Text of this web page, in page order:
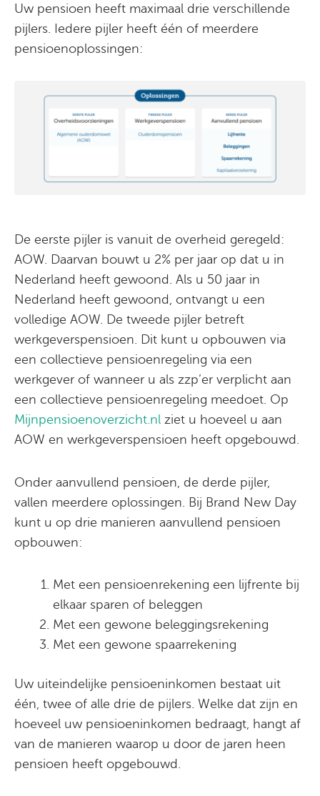
Uw pensioen heeft maximaal drie verschillende
pijlers. Iedere pijler heeft één of meerdere
pensioenoplossingen:
De eerste pijler is vanuit de overheid geregeld:
AOW. Daarvan bouwt u 2% per jaar op dat u in
Nederland heeft gewoond. Als u 50 jaar in
Nederland heeft gewoond, ontvangt u een
volledige AOW. De tweede pijler betreft
werkgeverspensioen. Dit kunt u opbouwen via
een collectieve pensioenregeling via een
werkgever of wanneer u als zzp’er verplicht aan
een collectieve pensioenregeling meedoet. Op
Mijnpensioenoverzicht.nl ziet u hoeveel u aan
AOW en werkgeverspensioen heeft opgebouwd.
Onder aanvullend pensioen, de derde pijler,
vallen meerdere oplossingen. Bij Brand New Day
kunt u op drie manieren aanvullend pensioen
opbouwen:
Met een pensioenrekening een lijfrente bij
elkaar sparen of beleggen
Met een gewone beleggingsrekening
Met een gewone spaarrekening
Uw uiteindelijke pensioeninkomen bestaat uit
één, twee of alle drie de pijlers. Welke dat zijn en
hoeveel uw pensioeninkomen bedraagt, hangt af
van de manieren waarop u door de jaren heen
pensioen heeft opgebouwd.